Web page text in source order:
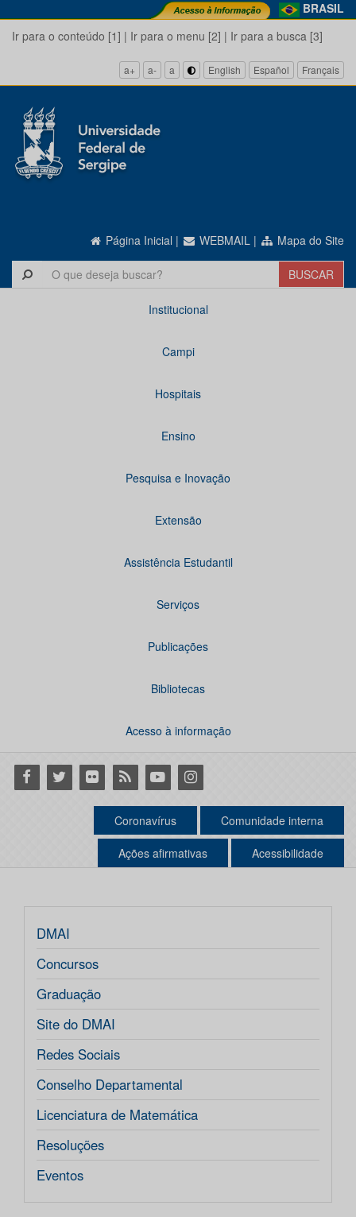
BRASIL
Ir para o conteúdo [1] | Ir para o menu [2] | Ir para a busca [3]
a+ a- a English Español Français
Página Inicial | WEBMAIL | Mapa do Site
Institucional
Campi
Hospitais
Ensino
Pesquisa e Inovação
Extensão
Assistência Estudantil
Serviços
Publicações
Bibliotecas
Acesso à informação
Facebook
Twitter Flickr RSS YoutubeInstagram
Coronavírus Comunidade interna
Ações afirmativas Acessibilidade
DMAI
Concursos
Graduação
Site do DMAI
Redes Sociais
Conselho Departamental
Licenciatura de Matemática
Resoluções
Eventos